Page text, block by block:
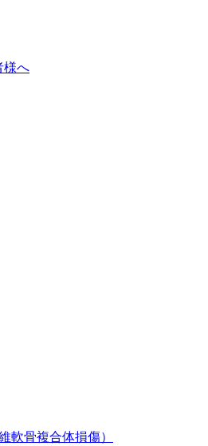
様へ
軟骨複合体損傷）